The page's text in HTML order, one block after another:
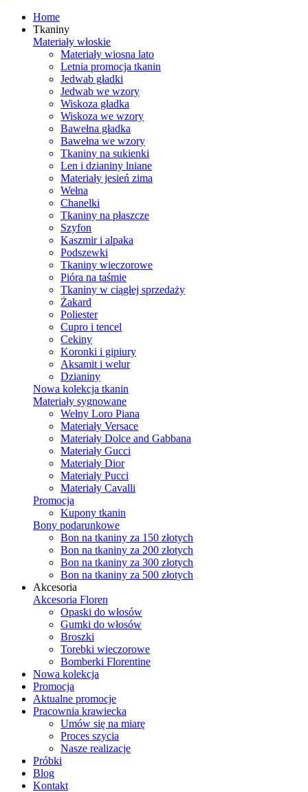
Home
Tkaniny
Materiały włoskie
Materiały wiosna lato
Letnia promocja tkanin
Jedwab gładki
Jedwab we wzory
Wiskoza gładka
Wiskoza we wzory
Bawełna gładka
Bawełna we wzory
Tkaniny na sukienki
Len i dzianiny lniane
Materiały jesień zima
Wełna
Chanelki
Tkaniny na płaszcze
Szyfon
Kaszmir i alpaka
Podszewki
Tkaniny wieczorowe
Pióra na taśmie
Tkaniny w ciągłej sprzedaży
Żakard
Poliester
Cupro i tencel
Cekiny
Koronki i gipiury
Aksamit i welur
Dzianiny
Nowa kolekcja tkanin
Materiały sygnowane
Wełny Loro Piana
Materiały Versace
Materiały Dolce and Gabbana
Materiały Gucci
Materiały Dior
Materiały Pucci
Materiały Cavalli
Promocja
Kupony tkanin
Bony podarunkowe
Bon na tkaniny za 150 złotych
Bon na tkaniny za 200 złotych
Bon na tkaniny za 300 złotych
Bon na tkaniny za 500 złotych
Akcesoria
Akcesoria Floren
Opaski do włosów
Gumki do włosów
Broszki
Torebki wieczorowe
Bomberki Florentine
Nowa kolekcja
Promocja
Aktualne promocje
Pracownia krawiecka
Umów się na miarę
Proces szycia
Nasze realizacje
Próbki
Blog
Kontakt